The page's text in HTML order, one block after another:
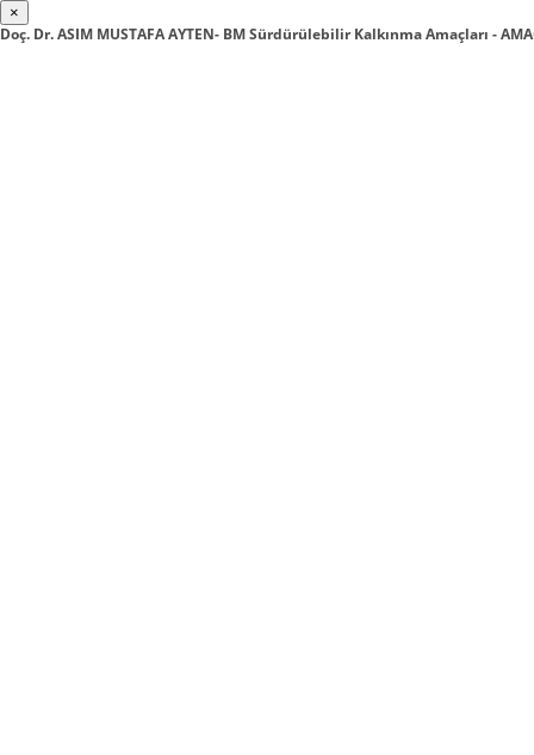
×
Doç. Dr. ASIM MUSTAFA AYTEN- BM Sürdürülebilir Kalkınma Amaçları -